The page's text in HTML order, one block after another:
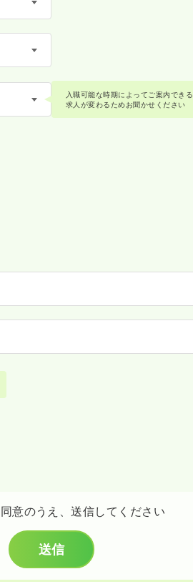
入職可能な時期によってご案内できる
求人が変わるためお聞かせください
意のうえ、送信してください
送信